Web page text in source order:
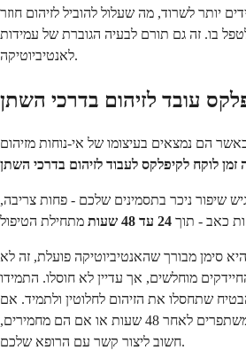
יותר לשרוד, מה שעלול להוביל לזיהום חוזר
בו. זה גם תורם לבעיה הגוברת של עמידות
לאנטיביוטיקה.
הם נמצאים בעיצומו של אי-נוחות מזיהום
זמן לוקח לקיפלקס לעבוד לזיהום בדרכי השתן
שיפור ניכר בתסמינים שלכם - פחות צריבה,
כאב - תוך 24 עד 48 שעות
סימן מבורך שהאנטיביוטיקה פועלת, זה לא
מוחלשים, אך עדיין לא חוסלו. התמידו
שתחסלו את הזיהום לחלוטין ולתמיד. אם
התסמינים שלכם אינם משתפרים לאחר 48 שעות או אם הם מחמירים,
חשוב ליצור קשר עם הרופא שלכם.